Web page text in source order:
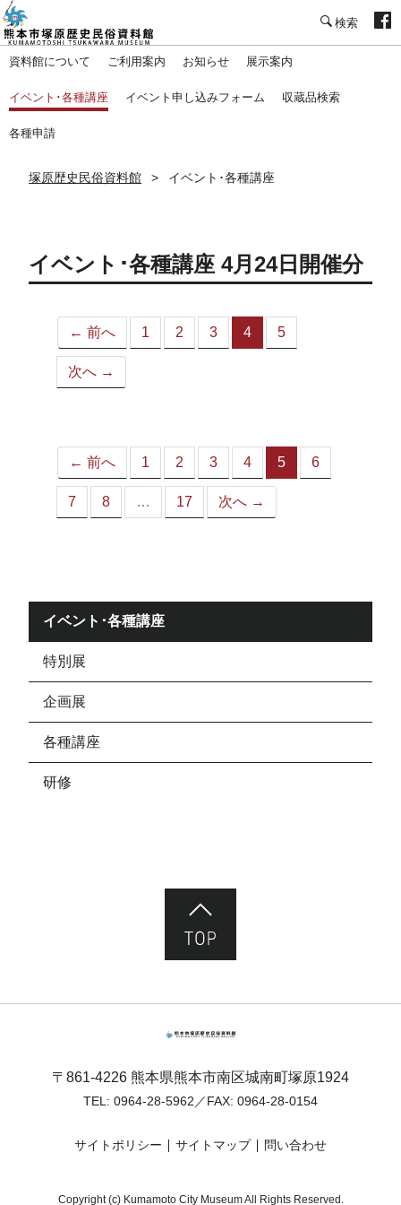
資料館について ご利用案内 お知らせ 展示案内
イベント･各種講座 イベント申し込みフォーム 収蔵品検索
各種申請
塚原歴史民俗資料館 イベント･各種講座
イベント･各種講座 4月24日開催分
← 前へ 1 2 3 4
（こ
5
次へ →
← 前へ 1 2 3 4 5
（こ
6
7 8 … 17 次へ →
イベント･各種講座
特別展
企画展
各種講座
研修
〒861-4226 熊本県熊本市南区城南町塚原1924
TEL: 0964-28-5962 ／FAX: 0964-28-0154
サイトポリシー サイトマップ 問い合わせ
Copyright (c) Kumamoto City Museum All Rights Reserved.